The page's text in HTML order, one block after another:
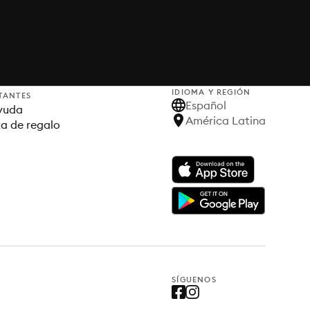
de regalo
IDIOMA Y REGIÓN
Español
América Latina
SÍGUENOS